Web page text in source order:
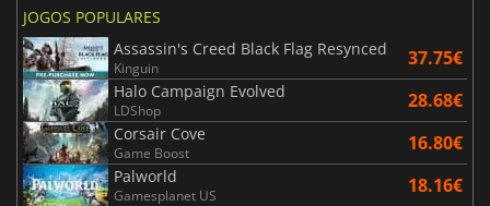
JOGOS POPULARES
Assassin's Creed Black Flag Resynced
Kinguin 37.75€
Halo Campaign Evolved
LDShop 28.68€
Corsair Cove
Game Boost 16.80€
Palworld
Gamesplanet US 18.16€